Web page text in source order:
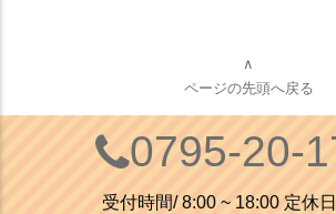
∧
ページの先頭へ戻る
0795-20-
受付時間/ 8:00 ~ 18:00 定休